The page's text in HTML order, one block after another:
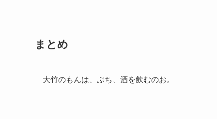
まとめ
大竹のもんは、ぶち、酒を飲むのお。